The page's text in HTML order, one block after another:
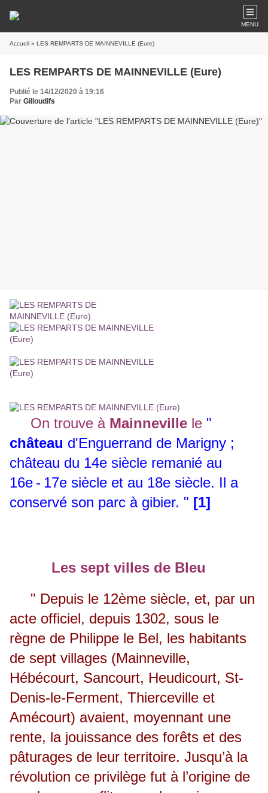
MENU
Accueil » LES REMPARTS DE MAINNEVILLE (Eure)
LES REMPARTS DE MAINNEVILLE (Eure)
Publié le 14/12/2020 à 19:16
Par Gilloudifs
On trouve à Mainneville le "
château d'Enguerrand de Marigny ;
château du 14e siècle remanié au
16e - 17e siècle et au 18e siècle. Il a
conservé son parc à gibier. " [1]
Les sept villes de Bleu
" Depuis le 12ème siècle, et, par un
acte officiel, depuis 1302, sous le
règne de Philippe le Bel, les habitants
de sept villages (Mainneville,
Hébécourt, Sancourt, Heudicourt, St-
Denis-le-Ferment, Thierceville et
Amécourt) avaient, moyennant une
rente, la jouissance des forêts et des
pâturages de leur territoire. Jusqu’à la
révolution ce privilège fut à l’origine de